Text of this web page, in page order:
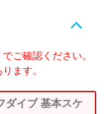
ご確認ください。
ます。
ダイブ 基本スケ